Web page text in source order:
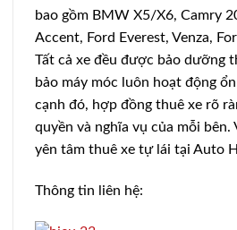
bao gồm BMW X5/X6, Camry
Accent, Ford Everest, Venza,
Tất cả xe đều được bảo dưỡng
bảo máy móc luôn hoạt động
cạnh đó, hợp đồng thuê xe rõ
quyền và nghĩa vụ của mỗi bên.
yên tâm thuê xe tự lái tại Auto
Thông tin liên hệ: